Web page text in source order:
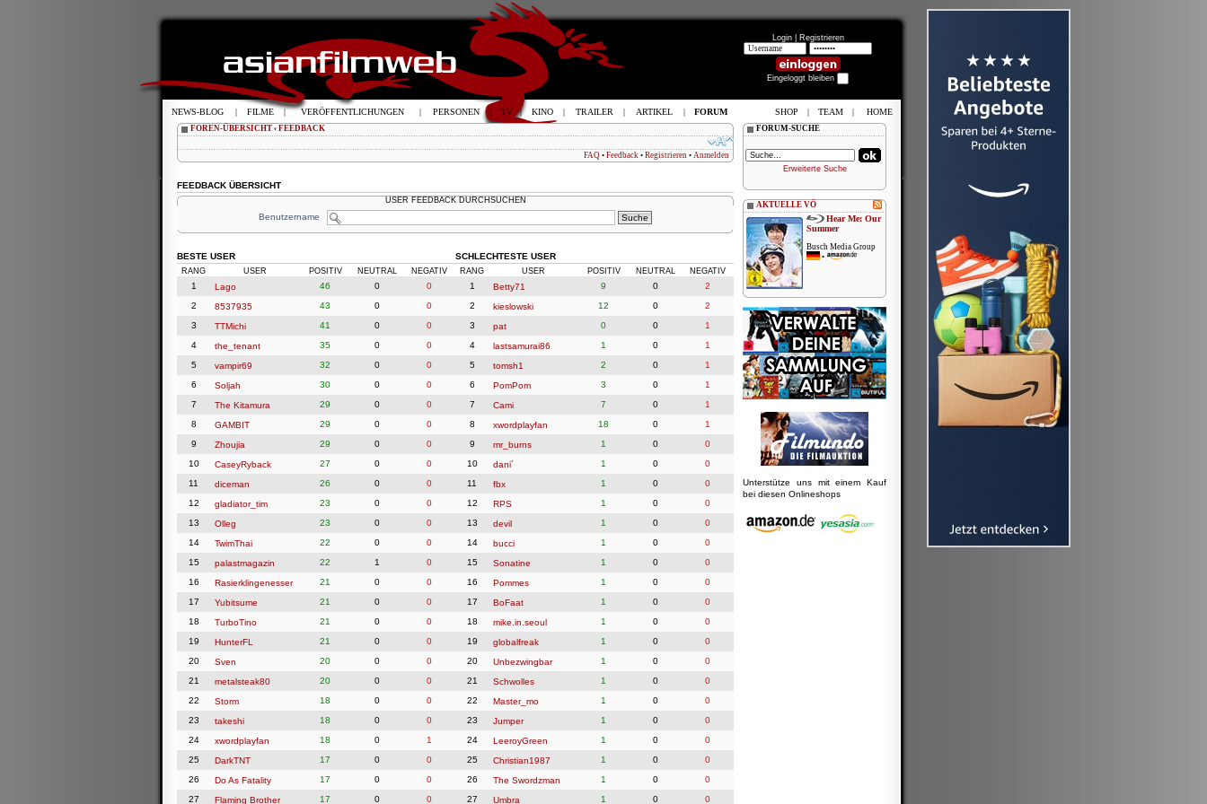
Login | Registrieren
Eingeloggt bleiben
FOREN-ÜBERSICHT ‹ FEEDBACK
FAQ • Feedback • Registrieren • Anmelden
FEEDBACK ÜBERSICHT
USER FEEDBACK DURCHSUCHEN
Benutzername
BESTE USER
RANG USER POSITIV NEUTRAL NEGATIV
1 Lago 46 0
0
2
8537935 43 0
0
3
TTMichi 41 0
0
4
the_tenant 35 0
0
5
vampir69 32 0
0
6
Soljah 30 0
0
7
The Kitamura 29 0
0
8
GAMBIT 29 0
0
9
Zhoujia 29 0
0
10
CaseyRyback 27 0
0
11
diceman 26 0
0
12
gladiator_tim 23 0
0
13
Olleg 23 0
0
14
TwimThai 22 0
0
15
palastmagazin 22 1
0
16
Rasierklingenesser 21 0
0
17
Yubitsume 21 0
0
18
TurboTino 21 0
0
19
HunterFL 21 0
0
20
Sven 20 0
0
21
metalsteak80 20 0
0
22
Storm 18 0
0
23
takeshi 18 0
0
24
xwordplayfan 18 0
1
25
DarkTNT 17 0
0
26
Do As Fatality 17 0
0
27
Flaming Brother 17 0 0
SCHLECHTESTE USER
RANG USER POSITIV NEUTRAL NEGATIV
1 Betty71 9 0
2
2
kieslowski 12 0
2
3
pat 0 0
1
4
lastsamurai86 1 0
1
5
tomsh1 2 0
1
6
PomPom 3 0
1
7
Cami 7 0
1
8
xwordplayfan 18 0
1
9
mr_burns 1 0
0
10
dani´ 1 0
0
11
fbx 1 0
0
12
RPS 1 0
0
13
devil 1 0
0
14
bucci 1 0
0
15
Sonatine 1 0
0
16
Pommes 1 0
0
17
BoFaat 1 0
0
18
mike.in.seoul 1 0
0
19
globalfreak 1 0
0
20
Unbezwingbar 1 0
0
21
Schwolles 1 0
0
22
Master_mo 1 0
0
23
Jumper 1 0
0
24
LeeroyGreen 1 0
0
25
Christian1987 1 0
0
26
The Swordzman 1 0
0
27
Umbra 1 0 0
FORUM-SUCHE
Erweiterte Suche
AKTUELLE VÖ
Hear Me: Our
Summer
Busch Media Group
•
Unterstütze uns mit einem Kauf
bei diesen Onlineshops
NEWS-BLOG | FILME | VERÖFFENTLICHUNGEN | PERSONEN | TV | KINO | TRAILER | ARTIKEL | FORUM SHOP | TEAM | HOME